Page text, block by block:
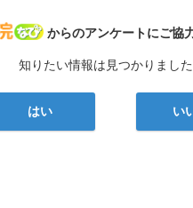
病院なび
からのアンケートにご協
知りたい情報は見つかりまし
はい い